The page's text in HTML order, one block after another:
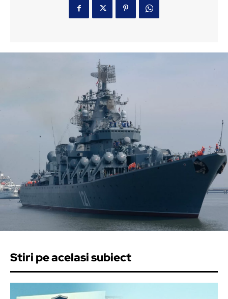
Stiri pe acelasi subiect